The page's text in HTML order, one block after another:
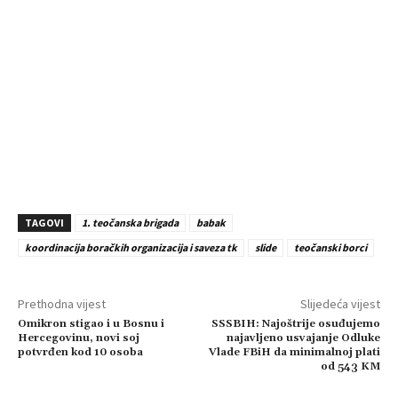
TAGOVI 1. teočanska brigada
babak
koordinacija boračkih organizacija i saveza tk
slide teočanski borci
Prethodna vijest
Omikron stigao i u Bosnu i
Hercegovinu, novi soj
potvrđen kod 10 osoba
Slijedeća vijest
SSSBIH: Najoštrije osuđujemo
najavljeno usvajanje Odluke
Vlade FBiH da minimalnoj plati
od 543 KM